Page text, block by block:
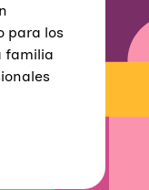
para los
familia